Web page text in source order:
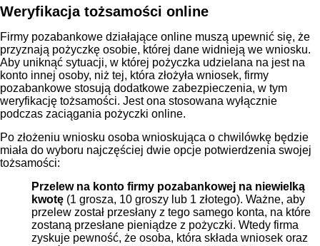
Weryfikacja tożsamości online
Firmy pozabankowe działające online muszą upewnić się, że
przyznają pożyczkę osobie, której dane widnieją we wniosku.
Aby uniknąć sytuacji, w której pożyczka udzielana na jest na
konto innej osoby, niż tej, która złożyła wniosek, firmy
pozabankowe stosują dodatkowe zabezpieczenia, w tym
weryfikację tożsamości. Jest ona stosowana wyłącznie
podczas zaciągania pożyczki online.
Po złożeniu wniosku osoba wnioskująca o chwilówkę będzie
miała do wyboru najczęściej dwie opcje potwierdzenia swojej
tożsamości:
Przelew na konto firmy pozabankowej na niewielką
kwotę (1 grosza, 10 groszy lub 1 złotego). Ważne, aby
przelew został przesłany z tego samego konta, na które
zostaną przesłane pieniądze z pożyczki. Wtedy firma
zyskuje pewność, że osoba, która składa wniosek oraz